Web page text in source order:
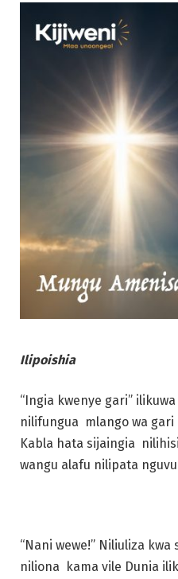
Ilipoishia
“Ingia kwenye gari”
nilifungua mlango wa
Kabla hata sijaingia
wangu alafu nilipata
“Nani wewe!” Niliuliza
niliona kama vile Dunia